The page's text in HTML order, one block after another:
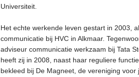
Universiteit.
Het echte werkende leven gestart in 2003,
communicatie bij HVC in Alkmaar.
adviseur communicatie werkzaam bij Tata
heeft zij in 2008, naast haar reguliere
bekleed bij De Magneet, de vereniging voor